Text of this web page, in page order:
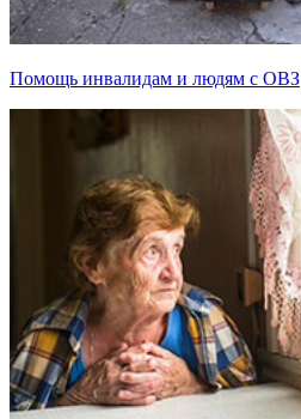
Помощь инвалидам и людям с ОВЗ